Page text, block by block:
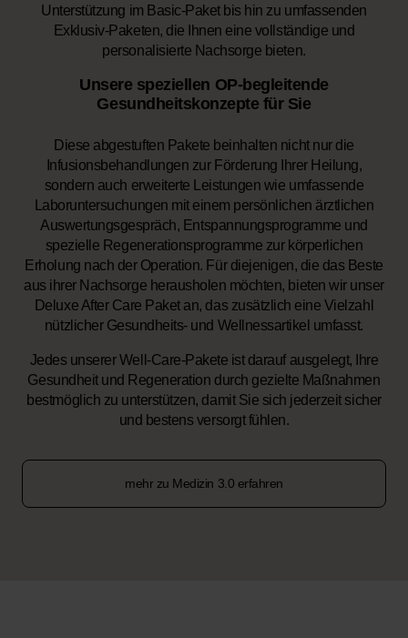
Unterstützung im Basic-Paket bis hin zu umfassenden
Exklusiv-Paketen, die Ihnen eine vollständige und
personalisierte Nachsorge bieten.
Unsere speziellen OP-begleitende
Gesundheitskonzepte für Sie
Diese abgestuften Pakete beinhalten nicht nur die
Infusionsbehandlungen zur Förderung Ihrer Heilung,
sondern auch erweiterte Leistungen wie umfassende
Laboruntersuchungen mit einem persönlichen ärztlichen
Auswertungsgespräch, Entspannungsprogramme und
spezielle Regenerationsprogramme zur körperlichen
Erholung nach der Operation. Für diejenigen, die das Beste
aus ihrer Nachsorge herausholen möchten, bieten wir unser
Deluxe After Care Paket an, das zusätzlich eine Vielzahl
nützlicher Gesundheits- und Wellnessartikel umfasst.
Jedes unserer Well-Care-Pakete ist darauf ausgelegt, Ihre
Gesundheit und Regeneration durch gezielte Maßnahmen
bestmöglich zu unterstützen, damit Sie sich jederzeit sicher
und bestens versorgt fühlen.
mehr zu Medizin 3.0 erfahren